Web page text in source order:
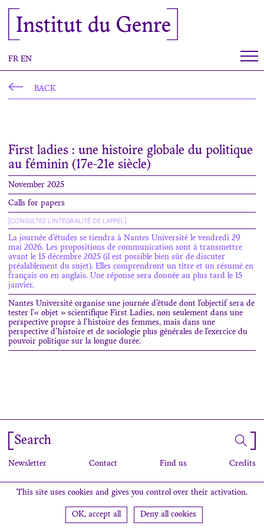
Institut du Genre
FR EN
BACK
First ladies : une histoire globale du politique
au féminin (17e-21e siècle)
November 2025
Calls for papers
[CONSULTEZ L'INTÉGRALITÉ DE L'APPEL]
La journée d’études se tiendra à Nantes Université levendredi 29
mai 2026. Les propositions de communication sont à transmettre
avant le 15 décembre 2025 (il est possible bien sûr de discuter
préalablement du sujet). Elles comprendront un titre et un résumé en
français ou en anglais. Une réponse sera donnée au plus tard le 15
janvier.
Nantes Université organise une journée d’étude dont l’objectif sera de
tester l’« objet » scientifique First Ladies, non seulement dans une
perspective propre à l’histoire des femmes, mais dans une
perspective d’histoire et de sociologie plus générales de l’exercice du
pouvoir politique sur la longue durée.
Search
Newsletter Contact Find us Credits
This site uses cookies and gives you control over their activation.
OK, accept all Deny all cookies